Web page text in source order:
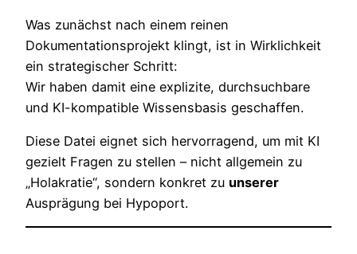
Was zunächst nach einem reinen
Dokumentationsprojekt klingt, ist in Wirklichkeit
ein strategischer Schritt:
Wir haben damit eine explizite, durchsuchbare
und KI-kompatible Wissensbasis geschaffen.
Diese Datei eignet sich hervorragend, um mit KI
gezielt Fragen zu stellen – nicht allgemein zu
„Holakratie“, sondern konkret zu unserer
Ausprägung bei Hypoport.